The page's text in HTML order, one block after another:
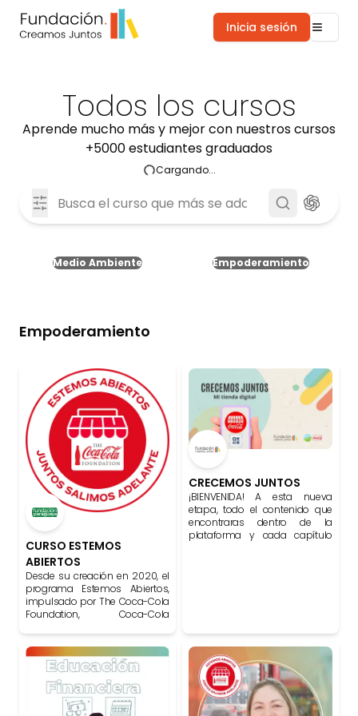
Inicia sesión
Todos los cursos
Aprende mucho más y mejor con nuestros cursos
+5000 estudiantes graduados
Cargando...
Medio Ambiente Empoderamiento
Empoderamiento
CURSO ESTEMOS
ABIERTOS
Desde su creación en 2020, el
programa Estemos Abiertos,
impulsado por The Coca-Cola
Foundation, Coca-Cola
como una iniciativa clave para
el fortalecimiento económico y
educativo de pequeños
emprendedores en Paraguay.
Surgió como respuesta a la
CRECEMOS JUNTOS
¡BIENVENIDA! A esta nueva
etapa, todo el contenido que
encontraras dentro de la
plataforma y cada capítulo